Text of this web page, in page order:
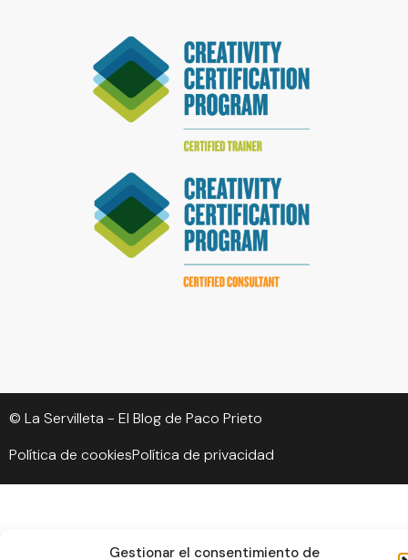
Gestionar el consentimiento de
© La Servilleta - El Blog de Paco Prieto
Política de cookiesPolítica de privacidad